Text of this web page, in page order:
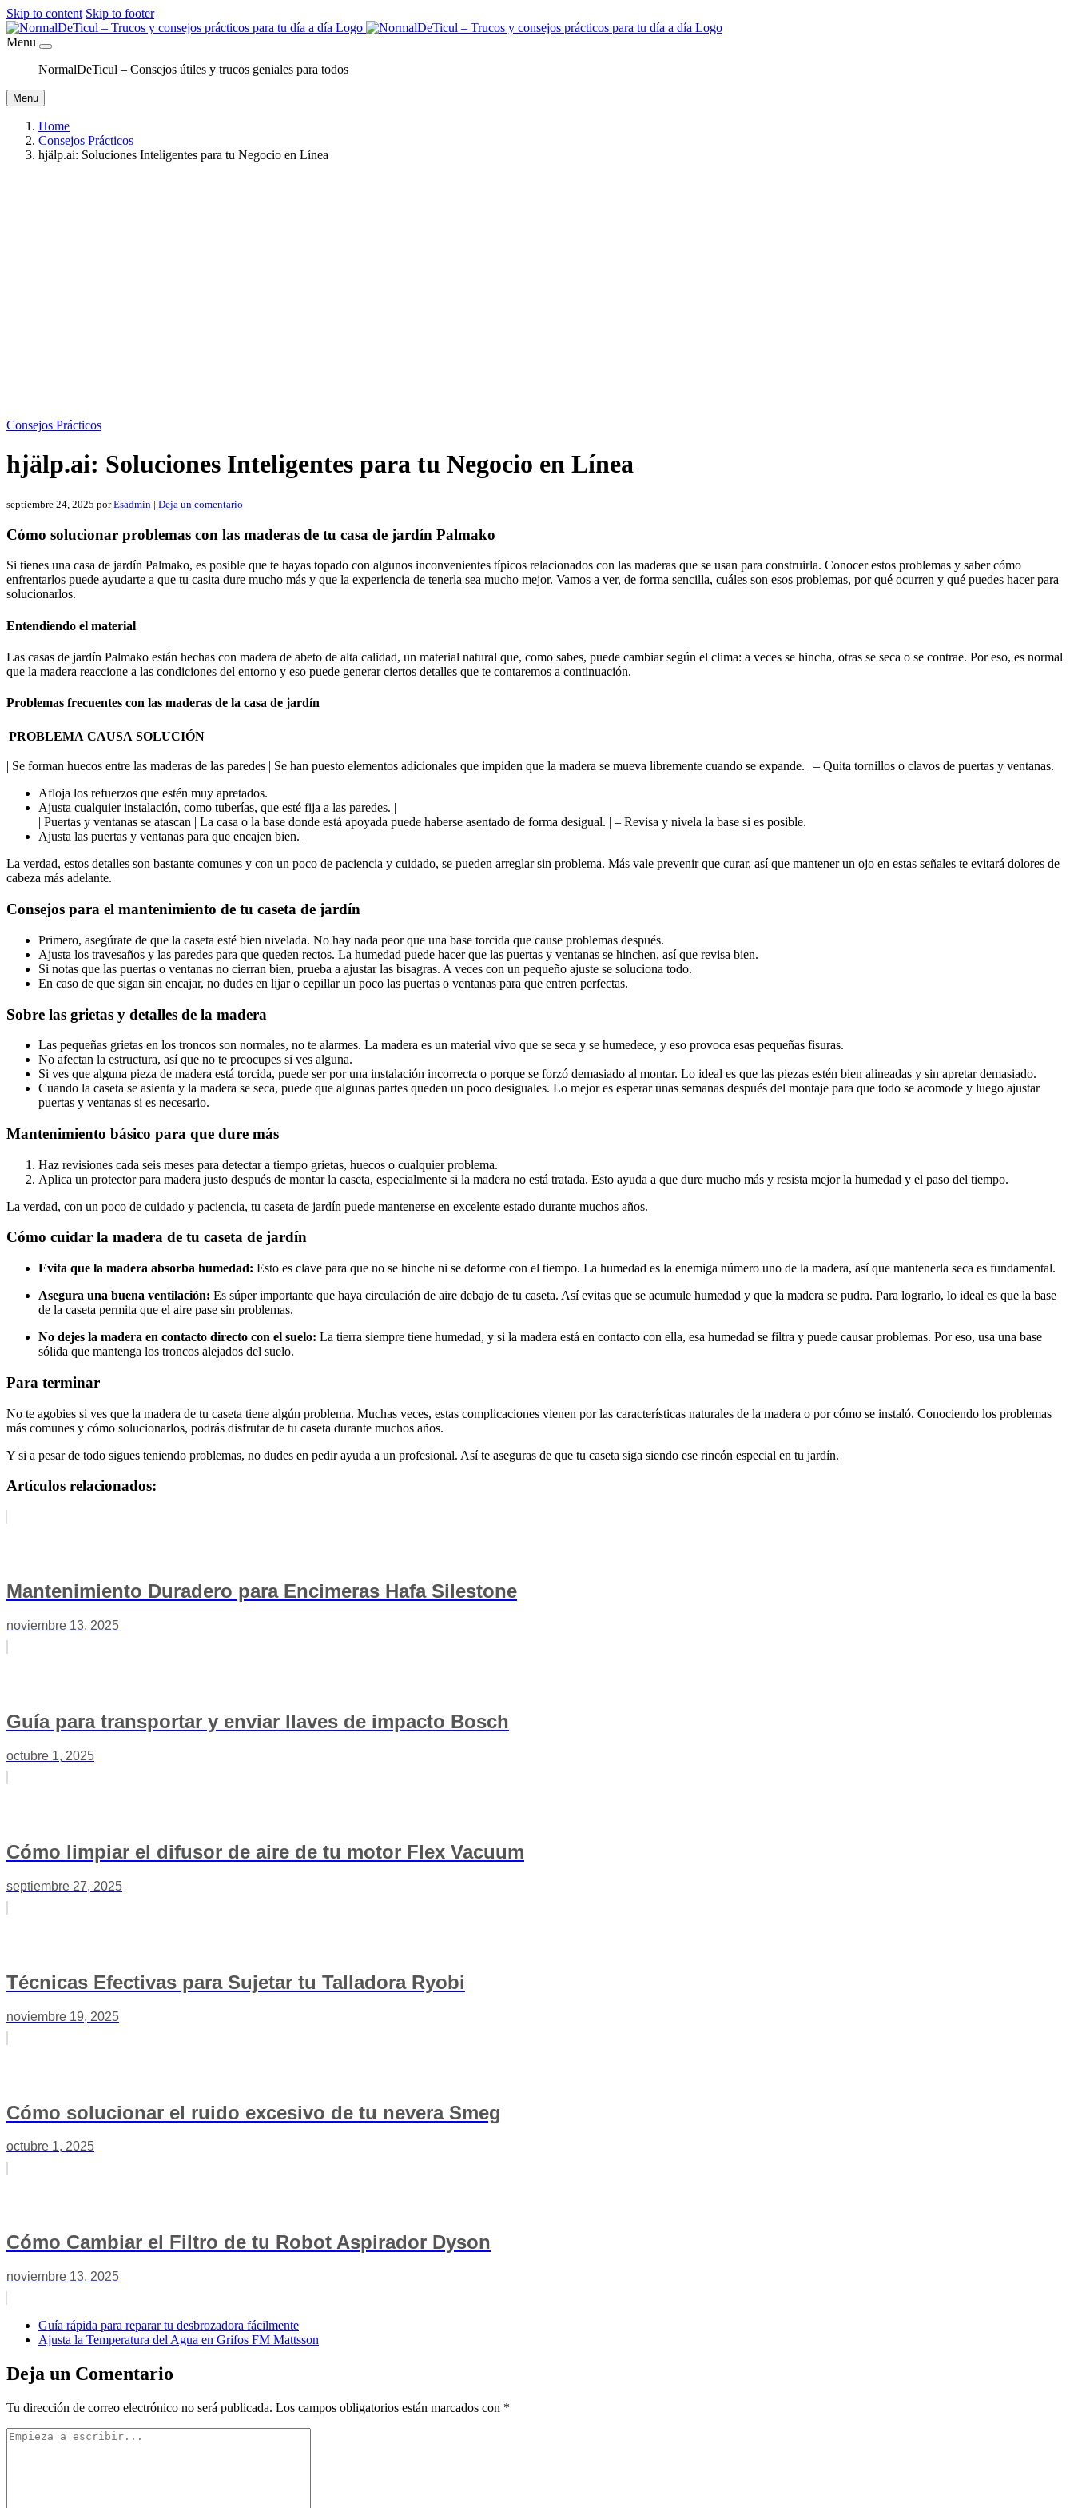
Skip to content Skip to footer
Menu
NormalDeTicul – Consejos útiles y trucos geniales para todos
Menu
Home
Consejos Prácticos
hjälp.ai: Soluciones Inteligentes para tu Negocio en Línea
Consejos Prácticos
hjälp.ai: Soluciones Inteligentes para tu Negocio en Línea
septiembre 24, 2025 porEsadmin | Deja un comentario
Cómo solucionar problemas con las maderas de tu casa de jardín Palmako
Si tienes una casa de jardín Palmako, es posible que te hayas topado con algunos inconvenientes típicos relacionados con las maderas que se usan para construirla. Conocer estos problemas y saber cómo
enfrentarlos puede ayudarte a que tu casita dure mucho más y que la experiencia de tenerla sea mucho mejor. Vamos a ver, de forma sencilla, cuáles son esos problemas, por qué ocurren y qué puedes hacer para
solucionarlos.
Entendiendo el material
Las casas de jardín Palmako están hechas con madera de abeto de alta calidad, un material natural que, como sabes, puede cambiar según el clima: a veces se hincha, otras se seca o se contrae. Por eso, es normal
que la madera reaccione a las condiciones del entorno y eso puede generar ciertos detalles que te contaremos a continuación.
Problemas frecuentes con las maderas de la casa de jardín
PROBLEMA CAUSA SOLUCIÓN
| Se forman huecos entre las maderas de las paredes | Se han puesto elementos adicionales que impiden que la madera se mueva libremente cuando se expande. | – Quita tornillos o clavos de puertas y ventanas.
Afloja los refuerzos que estén muy apretados.
Ajusta cualquier instalación, como tuberías, que esté fija a las paredes. |
| Puertas y ventanas se atascan | La casa o la base donde está apoyada puede haberse asentado de forma desigual. | – Revisa y nivela la base si es posible.
Ajusta las puertas y ventanas para que encajen bien. |
La verdad, estos detalles son bastante comunes y con un poco de paciencia y cuidado, se pueden arreglar sin problema. Más vale prevenir que curar, así que mantener un ojo en estas señales te evitará dolores de
cabeza más adelante.
Consejos para el mantenimiento de tu caseta de jardín
Primero, asegúrate de que la caseta esté bien nivelada. No hay nada peor que una base torcida que cause problemas después.
Ajusta los travesaños y las paredes para que queden rectos. La humedad puede hacer que las puertas y ventanas se hinchen, así que revisa bien.
Si notas que las puertas o ventanas no cierran bien, prueba a ajustar las bisagras. A veces con un pequeño ajuste se soluciona todo.
En caso de que sigan sin encajar, no dudes en lijar o cepillar un poco las puertas o ventanas para que entren perfectas.
Sobre las grietas y detalles de la madera
Las pequeñas grietas en los troncos son normales, no te alarmes. La madera es un material vivo que se seca y se humedece, y eso provoca esas pequeñas fisuras.
No afectan la estructura, así que no te preocupes si ves alguna.
Si ves que alguna pieza de madera está torcida, puede ser por una instalación incorrecta o porque se forzó demasiado al montar. Lo ideal es que las piezas estén bien alineadas y sin apretar demasiado.
Cuando la caseta se asienta y la madera se seca, puede que algunas partes queden un poco desiguales. Lo mejor es esperar unas semanas después del montaje para que todo se acomode y luego ajustar
puertas y ventanas si es necesario.
Mantenimiento básico para que dure más
Haz revisiones cada seis meses para detectar a tiempo grietas, huecos o cualquier problema.
Aplica un protector para madera justo después de montar la caseta, especialmente si la madera no está tratada. Esto ayuda a que dure mucho más y resista mejor la humedad y el paso del tiempo.
La verdad, con un poco de cuidado y paciencia, tu caseta de jardín puede mantenerse en excelente estado durante muchos años.
Cómo cuidar la madera de tu caseta de jardín
Evita que la madera absorba humedad: Esto es clave para que no se hinche ni se deforme con el tiempo. La humedad es la enemiga número uno de la madera, así que mantenerla seca es fundamental.
Asegura una buena ventilación: Es súper importante que haya circulación de aire debajo de tu caseta. Así evitas que se acumule humedad y que la madera se pudra. Para lograrlo, lo ideal es que la base
de la caseta permita que el aire pase sin problemas.
No dejes la madera en contacto directo con el suelo: La tierra siempre tiene humedad, y si la madera está en contacto con ella, esa humedad se filtra y puede causar problemas. Por eso, usa una base
sólida que mantenga los troncos alejados del suelo.
Para terminar
No te agobies si ves que la madera de tu caseta tiene algún problema. Muchas veces, estas complicaciones vienen por las características naturales de la madera o por cómo se instaló. Conociendo los problemas
más comunes y cómo solucionarlos, podrás disfrutar de tu caseta durante muchos años.
Y si a pesar de todo sigues teniendo problemas, no dudes en pedir ayuda a un profesional. Así te aseguras de que tu caseta siga siendo ese rincón especial en tu jardín.
Artículos relacionados:
Mantenimiento Duradero para Encimeras Hafa Silestone
noviembre 13, 2025
Guía para transportar y enviar llaves de impacto Bosch
octubre 1, 2025
Cómo limpiar el difusor de aire de tu motor Flex Vacuum
septiembre 27, 2025
Técnicas Efectivas para Sujetar tu Talladora Ryobi
noviembre 19, 2025
Cómo solucionar el ruido excesivo de tu nevera Smeg
octubre 1, 2025
Cómo Cambiar el Filtro de tu Robot Aspirador Dyson
noviembre 13, 2025
Guía rápida para reparar tu desbrozadora fácilmente
Ajusta la Temperatura del Agua en Grifos FM Mattsson
Deja un Comentario
Tu dirección de correo electrónico no será publicada. Los campos obligatorios están marcados con *